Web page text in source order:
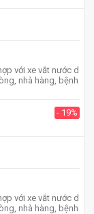
với xe vắt nước d
nhà hàng, bệnh
- 19%
với xe vắt nước d
nhà hàng, bệnh